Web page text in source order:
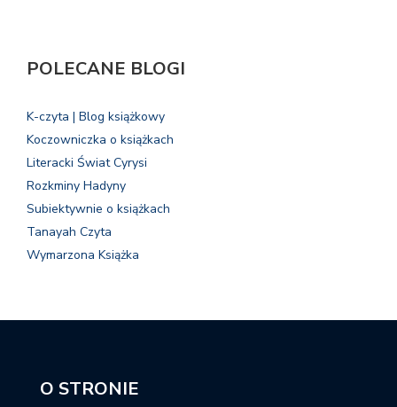
POLECANE BLOGI
K-czyta | Blog książkowy
Koczowniczka o książkach
Literacki Świat Cyrysi
Rozkminy Hadyny
Subiektywnie o książkach
Tanayah Czyta
Wymarzona Książka
O STRONIE